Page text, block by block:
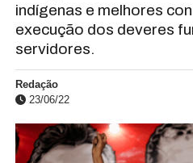
indígenas e melhores
execução dos deveres
servidores.
Redação
23/06/22